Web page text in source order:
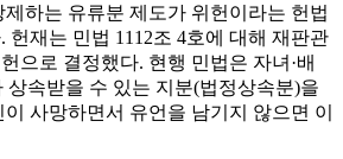
하는 유류분 제도가 위헌이라는 헌법
헌재는 민법 1112조 4호에 대해 재판관
으로 결정했다. 현행 민법은 자녀·배
상속받을 수 있는 지분(법정상속분)을
사망하면서 유언을 남기지 않으면 이